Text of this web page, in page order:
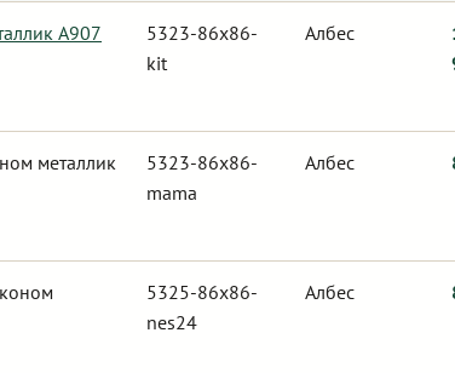
А907
5323-86x86-
kit
Албес
металлик
5323-86x86-
mama
Албес
5325-86x86-
nes24
Албес